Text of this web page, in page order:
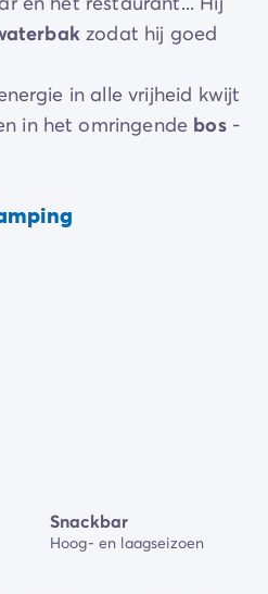
zodat hij goed
in alle vrijheid kwijt
in het omringende bos-
Snackbar
Hoog- en laagseizoen